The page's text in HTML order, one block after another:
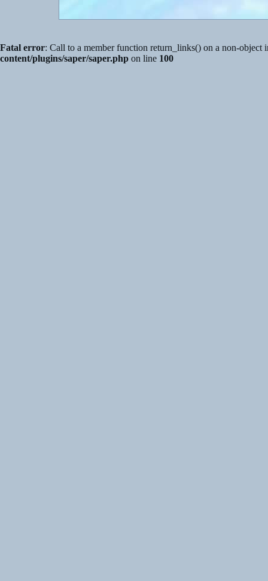
Fatal error: Call to a member function return_links() on a non-object
content/plugins/saper/saper.php on line 100